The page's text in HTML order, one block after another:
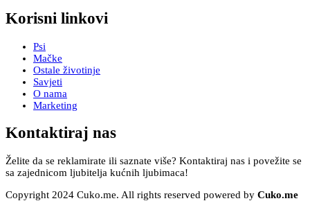
Korisni linkovi
Psi
Mačke
Ostale životinje
Savjeti
O nama
Marketing
Kontaktiraj nas
Želite da se reklamirate ili saznate više? Kontaktiraj nas i povežite se
sa zajednicom ljubitelja kućnih ljubimaca!
Copyright 2024 Cuko.me. All rights reserved powered by Cuko.me